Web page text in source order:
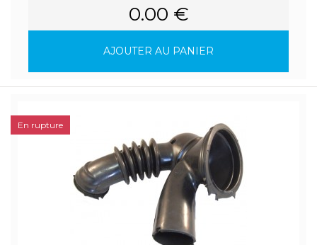
0.00 €
AJOUTER AU PANIER
En rupture